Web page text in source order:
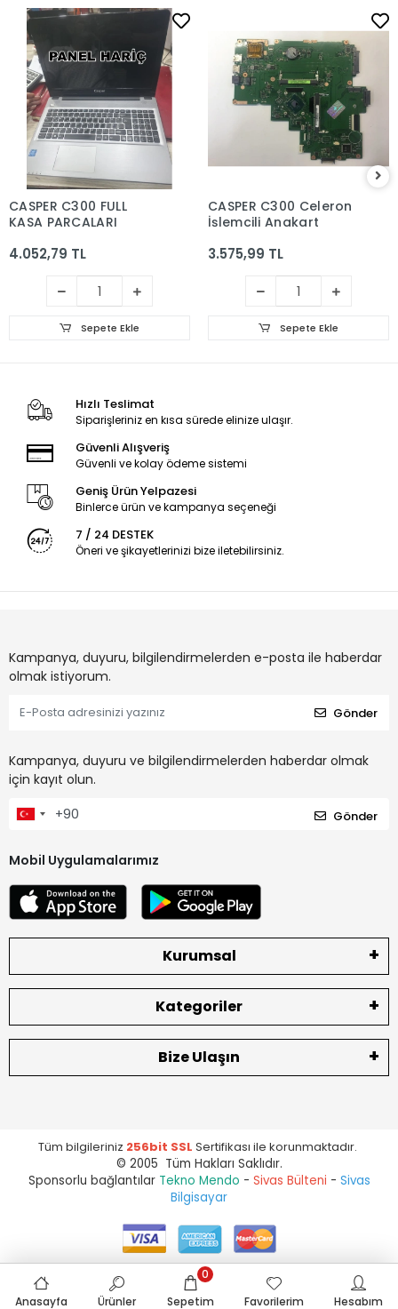
CASPER C300 FULL
KASA PARCALARI
4.052,79 TL
Sepete Ekle
CASPER C300 Celeron
İşlemcili Anakart
3.575,99 TL
Sepete Ekle
Hızlı Teslimat
Siparişleriniz en kısa sürede elinize ulaşır.
Güvenli Alışveriş
Güvenli ve kolay ödeme sistemi
Geniş Ürün Yelpazesi
Binlerce ürün ve kampanya seçeneği
7 / 24 DESTEK
Öneri ve şikayetlerinizi bize iletebilirsiniz.
Kampanya, duyuru, bilgilendirmelerden e-posta ile haberdar
olmak istiyorum.
Gönder
Kampanya, duyuru ve bilgilendirmelerden haberdar olmak
için kayıt olun.
Gönder
Mobil Uygulamalarımız
Kurumsal
Kategoriler
Bize Ulaşın
Tüm bilgileriniz 256bit SSL Sertifikası ile korunmaktadır.
© 2005 Tüm Hakları Saklıdır.
Sponsorlu bağlantılar Tekno Mendo - Sivas Bülteni - Sivas
Bilgisayar
Anasayfa Ürünler Sepetim
0
Favorilerim
Hesabım